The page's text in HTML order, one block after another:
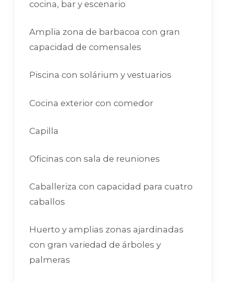
cocina, bar y escenario
Amplia zona de barbacoa con gran
capacidad de comensales
Piscina con solárium y vestuarios
Cocina exterior con comedor
Capilla
Oficinas con sala de reuniones
Caballeriza con capacidad para cuatro
caballos
Huerto y amplias zonas ajardinadas
con gran variedad de árboles y
palmeras